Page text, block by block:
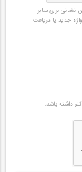
نشانی برای سایر
جدید یا دریافت
داشته باشد.